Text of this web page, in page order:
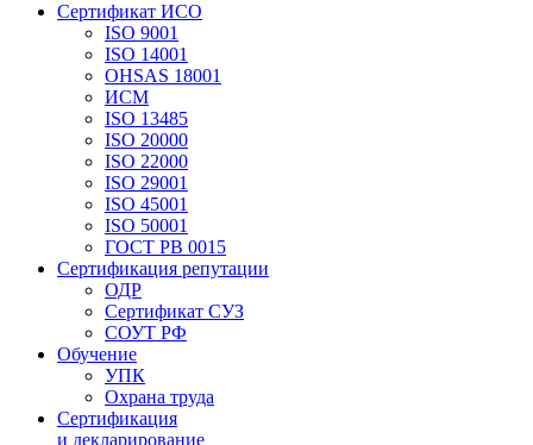
Сертификат ИСО
ISO 9001
ISO 14001
OHSAS 18001
ИСМ
ISO 13485
ISO 20000
ISO 22000
ISO 29001
ISO 45001
ISO 50001
ГОСТ РВ 0015
Сертификация репутации
ОДР
Сертификат СУЗ
СОУТ РФ
Обучение
УПК
Охрана труда
Сертификация
и декларирование